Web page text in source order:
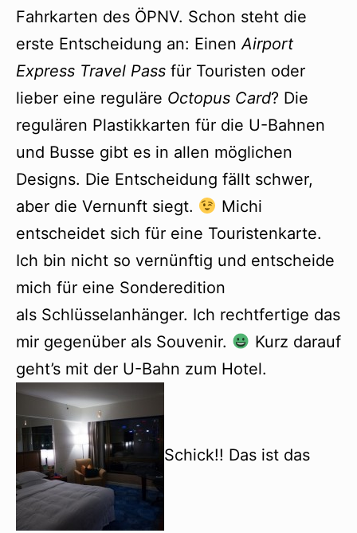
Fahrkarten des ÖPNV. Schon steht die
erste Entscheidung an: Einen Airport
Express Travel Pass für Touristen oder
lieber eine reguläre Octopus Card? Die
regulären Plastikkarten für die U-Bahnen
und Busse gibt es in allen möglichen
Designs. Die Entscheidung fällt schwer,
aber die Vernunft siegt.
Michi
entscheidet sich für eine Touristenkarte.
Ich bin nicht so vernünftig und entscheide
mich für eine Sonderedition
als Schlüsselanhänger. Ich rechtfertige das
mir gegenüber als Souvenir.
Kurz darauf
geht’s mit der U-Bahn zum Hotel.
Schick!! Das ist das